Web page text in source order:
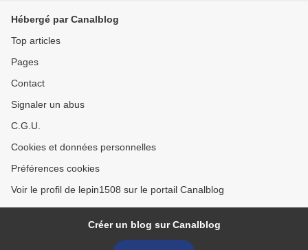
Hébergé par Canalblog
Top articles
Pages
Contact
Signaler un abus
C.G.U.
Cookies et données personnelles
Préférences cookies
Voir le profil de lepin1508 sur le portail Canalblog
Créer un blog sur Canalblog